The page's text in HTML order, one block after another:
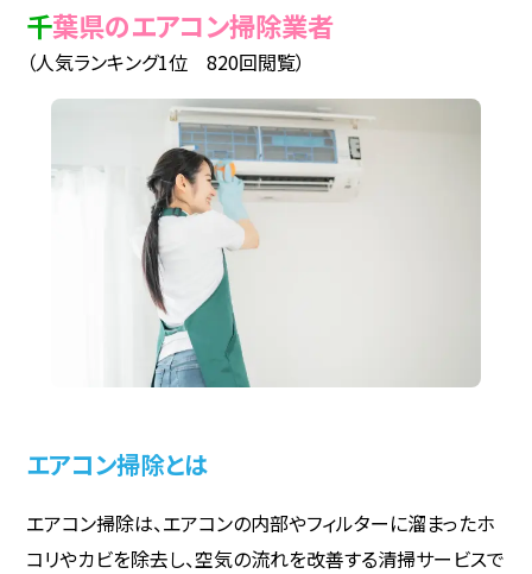
千葉県のエアコン掃除業者
（人気ランキング1位 820回閲覧）
エアコン掃除とは
エアコン掃除は、エアコンの内部やフィルターに溜まったホ
コリやカビを除去し、空気の流れを改善する清掃サービスで